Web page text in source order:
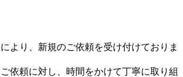
より、 新規のご依頼を受け付けておりま
依頼に対し、時間をかけて丁寧に取り組